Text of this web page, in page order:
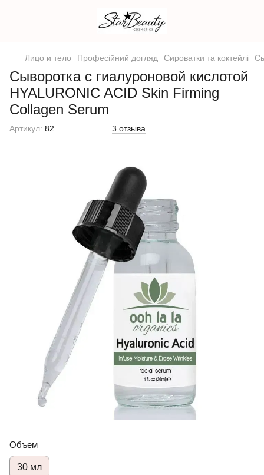
Лицо и тело Професійний догляд Сироватки та коктейлі
Сыворотка с гиалуроновой кислотой
HYALURONIC ACID Skin Firming
Collagen Serum
Артикул: 82 3 отзыва
Объем
30 мл